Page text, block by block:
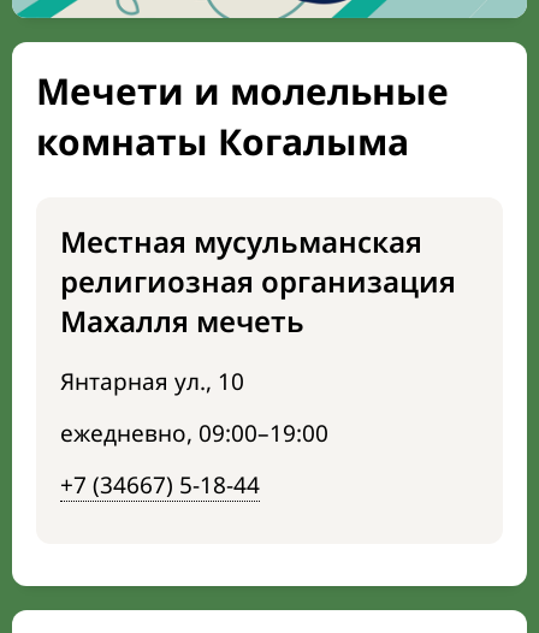
Мечети и молельные
комнаты Когалыма
Местная мусульманская
религиозная организация
Махалля мечеть
Янтарная ул., 10
ежедневно, 09:00–19:00
+7 (34667) 5-18-44